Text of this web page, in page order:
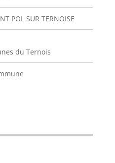
POL SUR TERNOISE
du Ternois